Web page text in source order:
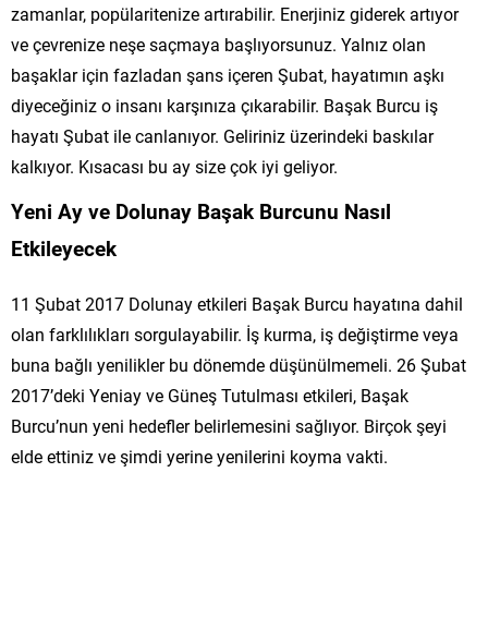
zamanlar, popülaritenize artırabilir. Enerjiniz giderek artıyor
ve çevrenize neşe saçmaya başlıyorsunuz. Yalnız olan
başaklar için fazladan şans içeren Şubat, hayatımın aşkı
diyeceğiniz o insanı karşınıza çıkarabilir. Başak Burcu iş
hayatı Şubat ile canlanıyor. Geliriniz üzerindeki baskılar
kalkıyor. Kısacası bu ay size çok iyi geliyor.
Yeni Ay ve Dolunay Başak Burcunu Nasıl
Etkileyecek
11 Şubat 2017 Dolunay etkileri Başak Burcu hayatına dahil
olan farklılıkları sorgulayabilir. İş kurma, iş değiştirme veya
buna bağlı yenilikler bu dönemde düşünülmemeli. 26 Şubat
2017’deki Yeniay ve Güneş Tutulması etkileri, Başak
Burcu’nun yeni hedefler belirlemesini sağlıyor. Birçok şeyi
elde ettiniz ve şimdi yerine yenilerini koyma vakti.